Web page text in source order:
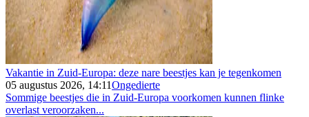
Vakantie in Zuid-Europa: deze nare beestjes kan je tegenkomen
05 augustus 2026, 14:11Ongedierte
Sommige beestjes die in Zuid-Europa voorkomen kunnen flinke
overlast veroorzaken...